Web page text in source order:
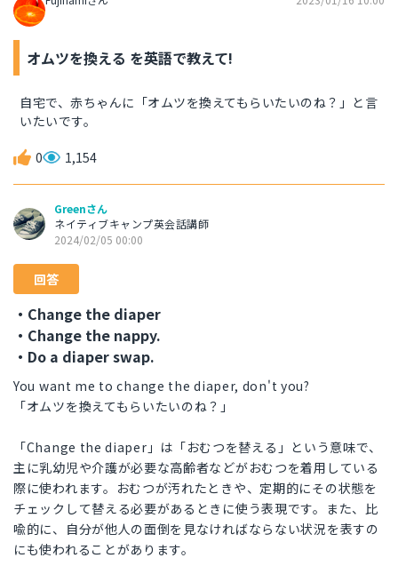
オムツを換える を英語で教えて!
自宅で、赤ちゃんに「オムツを換えてもらいたいのね？」と言
いたいです。
0 1,154
Greenさん
ネイティブキャンプ英会話講師
2024/02/05 00:00
回答
・Change the diaper
・Change the nappy.
・Do a diaper swap.
You want me to change the diaper, don't you?
「オムツを換えてもらいたいのね？」
「Change the diaper」は「おむつを替える」という意味で、
主に乳幼児や介護が必要な高齢者などがおむつを着用している
際に使われます。おむつが汚れたときや、定期的にその状態を
チェックして替える必要があるときに使う表現です。また、比
喩的に、自分が他人の面倒を見なければならない状況を表すの
にも使われることがあります。